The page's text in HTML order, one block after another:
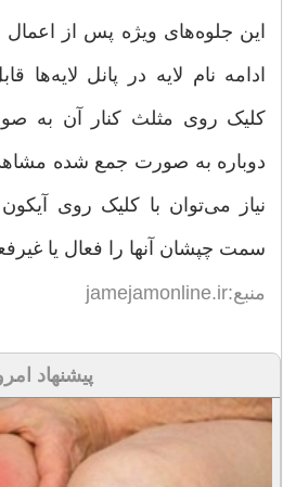
ادامه نام لایه در پانل
کلیک روی مثلث کنار آن به
دوباره به صورت جمع شده
نیاز می‌‌توان با کلیک روی
سمت چپشان آنها را فعال یا
منبع:jamejamonline.ir
پیشنهاد